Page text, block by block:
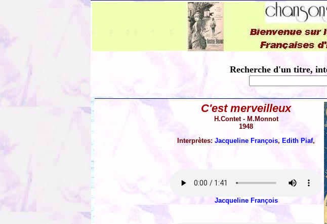
Recherche d'un titre,
C'est merveilleux
H.Contet - M.Monnot
1948
Interprètes: Jacqueline François, Edith Piaf,
Jacqueline François